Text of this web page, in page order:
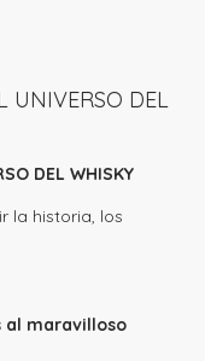
tienda de
Argentino
entre 11 y 12 | La
UNIVERSO DEL
DEL WHISKY
la historia, los
al maravilloso